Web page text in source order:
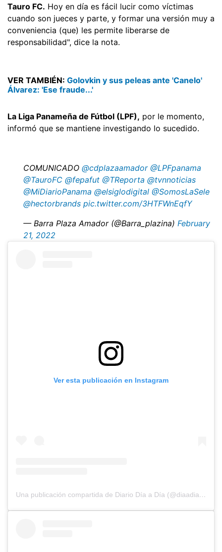
Tauro FC. Hoy en día es fácil lucir como víctimas
cuando son jueces y parte, y formar una versión muy a
conveniencia (que) les permite liberarse de
responsabilidad", dice la nota.
VER TAMBIÉN: Golovkin y sus peleas ante 'Canelo'
Álvarez: 'Ese fraude...'
La Liga Panameña de Fútbol (LPF), por le momento,
informó que se mantiene investigando lo sucedido.
COMUNICADO @cdplazaamador @LPFpanama
@TauroFC @fepafut @TReporta @tvnnoticias
@MiDiarioPanama @elsiglodigital @SomosLaSele
@hectorbrands pic.twitter.com/3HTFWnEqfY
— Barra Plaza Amador (@Barra_plazina) February
21, 2022
Ver esta publicación en Instagram
Una publicación compartida de Diario Día a Día (@diaadiapa)